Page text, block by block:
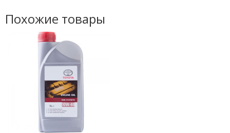
Похожие товары